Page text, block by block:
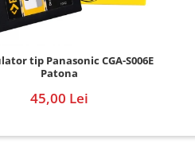
tip Panasonic CGA-S006E
Patona
45,00 Lei